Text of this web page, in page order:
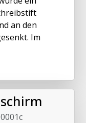
an den
Im